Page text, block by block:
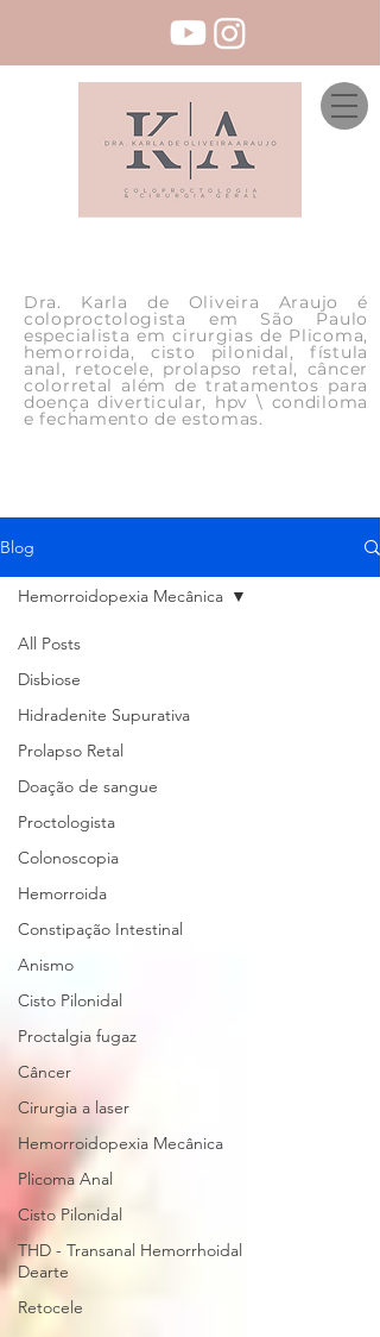
Dra. Karla de Oliveira Araujo é
coloproctologista em São Paulo
especialista em cirurgias de Plicoma,
hemorroida, cisto pilonidal, fístula
anal, retocele, prolapso retal, câncer
colorretal além de tratamentos para
doença diverticular, hpv \ condiloma
e fechamento de estomas.
Blog
All Posts
Disbiose
Hidradenite Supurativa
Prolapso Retal
Doação de sangue
Proctologista
Colonoscopia
Hemorroida
Constipação Intestinal
Anismo
Cisto Pilonidal
Proctalgia fugaz
Câncer
Cirurgia a laser
Hemorroidopexia Mecânica
Plicoma Anal
Cisto Pilonidal
THD - Transanal Hemorrhoidal
Dearte
Retocele
Hemorroidopexia Mecânica